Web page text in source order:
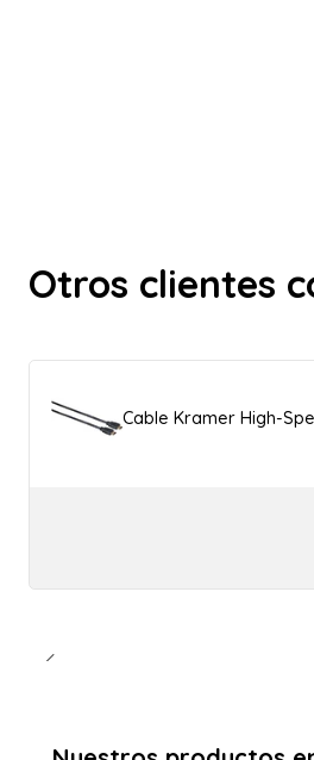
Otros clientes
Cable Kramer High-